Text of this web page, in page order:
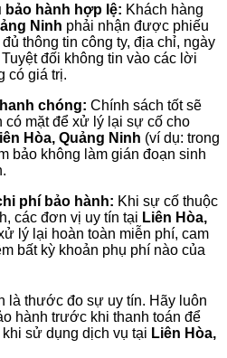
bảo hành hợp lệ: Khách hàng
Ninh phải nhận được phiếu
thông tin công ty, địa chỉ, ngày
đối không tin vào các lời
có giá trị.
chóng: Chính sách tốt sẽ
có mặt để xử lý lại sự cố cho
Hòa, Quảng Ninh (ví dụ: trong
bảo không làm gián đoạn sinh
phí bảo hành: Khi sự cố thuộc
các đơn vị uy tín tại Liên Hòa,
lý lại hoàn toàn miễn phí, cam
bất kỳ khoản phụ phí nào của
là thước đo sự uy tín. Hãy luôn
hành trước khi thanh toán để
sử dụng dịch vụ tại Liên Hòa,